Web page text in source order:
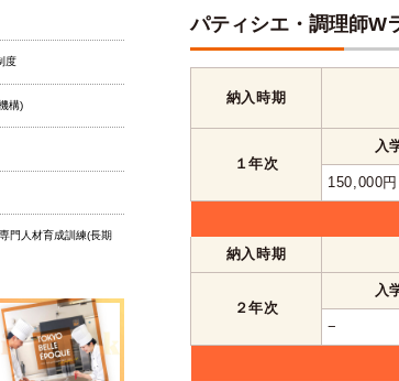
パティシエ・調理師W
納入時期
１年次
入
150,000円
納入時期
２年次
入
−
度
構)
門人材育成訓練(長期